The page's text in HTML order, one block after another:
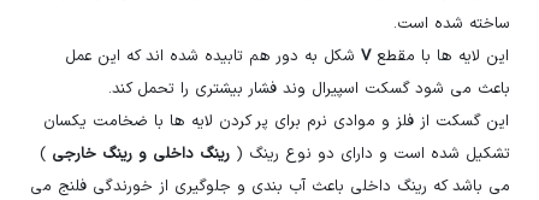
ساخته شده است.
این لایه ها با مقطعV شکل به دور هم تابیده شده اند که این عمل
باعث می شود گسکت اسپیرال وند فشار بیشتری را تحمل کند.
این گسکت از فلز و موادی نرم برای پر کردن لایه ها با ضخامت یکسان
تشکیل شده است و دارای دو نوع رینگ ( رینگ داخلی و رینگ خارجی )
می باشد که رینگ داخلی باعث آب بندی و جلوگیری از خورندگی فلنج می